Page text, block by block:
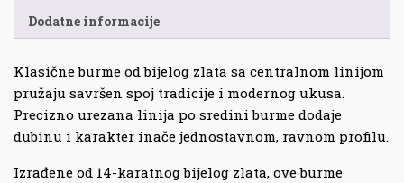
Dodatne informacije
Klasične burme od bijelog zlata sa centralnom linijom
pružaju savršen spoj tradicije i modernog ukusa.
Precizno urezana linija po sredini burme dodaje
dubinu i karakter inače jednostavnom, ravnom profilu.
Izrađene od 14-karatnog bijelog zlata, ove burme